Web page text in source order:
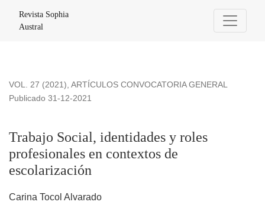
Revista Sophia
Austral
VOL. 27 (2021), ARTÍCULOS CONVOCATORIA GENERAL
Trabajo Social, identidades y roles
profesionales en contextos de
escolarización
Publicado 31-12-2021
Carina Tocol Alvarado